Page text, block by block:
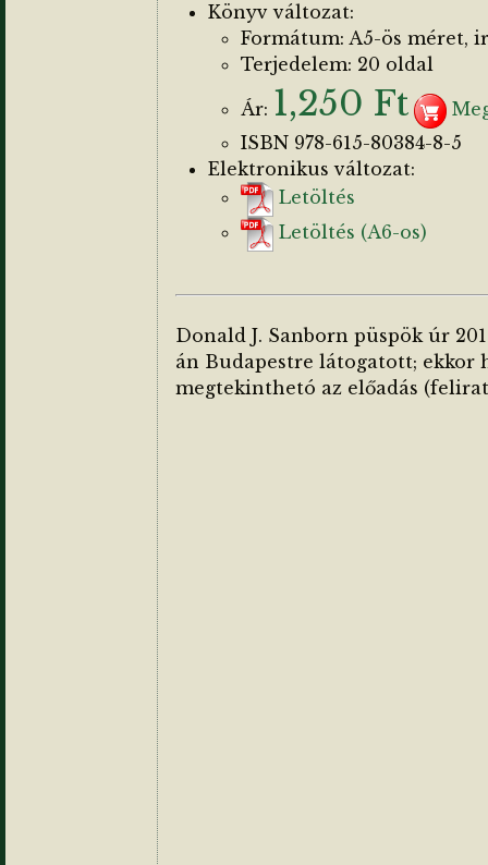
Könyv változat:
Formátum: A5-ös méret,
Terjedelem: 20 oldal
Ár: 1,250 Ft
ISBN 978-615-80384-8-5
Elektronikus változat:
Letöltés
Letöltés (A6-os)
Donald J. Sanborn püspök úr
án Budapestre látogatott; ekkor
megtekinthetó az előadás